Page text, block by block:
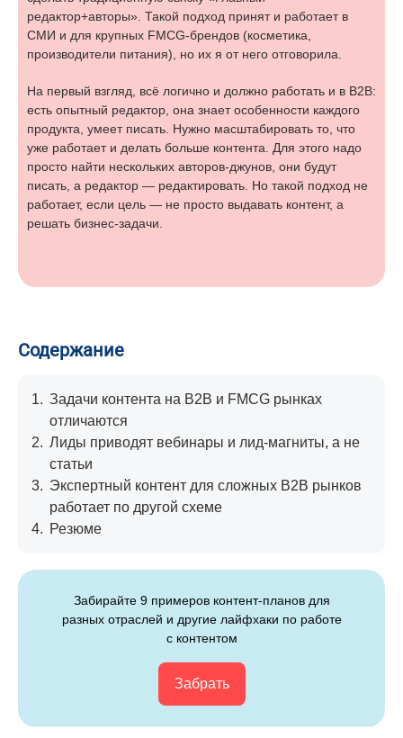
редактор+авторы». Такой подход принят и работает в
СМИ и для крупных FMCG-брендов (косметика,
производители питания), но их я от него отговорила.
На первый взгляд, всё логично и должно работать и в B2B:
есть опытный редактор, она знает особенности каждого
продукта, умеет писать. Нужно масштабировать то, что
уже работает и делать больше контента. Для этого надо
просто найти нескольких авторов-джунов, они будут
писать, а редактор — редактировать. Но такой подход не
работает, если цель — не просто выдавать контент, а
решать бизнес-задачи.
Содержание
1. Задачи контента на В2В и FMCG рынках
отличаются
2. Лиды приводят вебинары и лид-магниты, а не
статьи
3. Экспертный контент для сложных B2B рынков
работает по другой схеме
4. Резюме
Забирайте 9 примеров контент-планов для
разных отраслей и другие лайфхаки по работе
с контентом
Забрать